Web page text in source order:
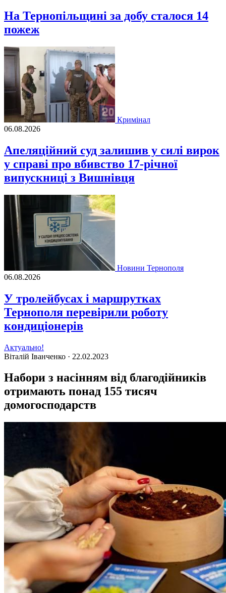
На Тернопільщині за добу сталося 14
пожеж
Кримінал
06.08.2026
Апеляційний суд залишив у силі вирок
у справі про вбивство 17-річної
випускниці з Вишнівця
Новини Тернополя
06.08.2026
У тролейбусах і маршрутках
Тернополя перевірили роботу
кондиціонерів
Актуально!
Віталій Іванченко · 22.02.2023
Набори з насінням від благодійників
отримають понад 155 тисяч
домогосподарств